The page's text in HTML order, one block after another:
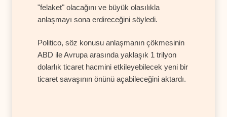
"felaket" olacağını ve büyük olasılıkla
anlaşmayı sona erdireceğini söyledi.
Politico, söz konusu anlaşmanın çökmesinin
ABD ile Avrupa arasında yaklaşık 1 trilyon
dolarlık ticaret hacmini etkileyebilecek yeni bir
ticaret savaşının önünü açabileceğini aktardı.